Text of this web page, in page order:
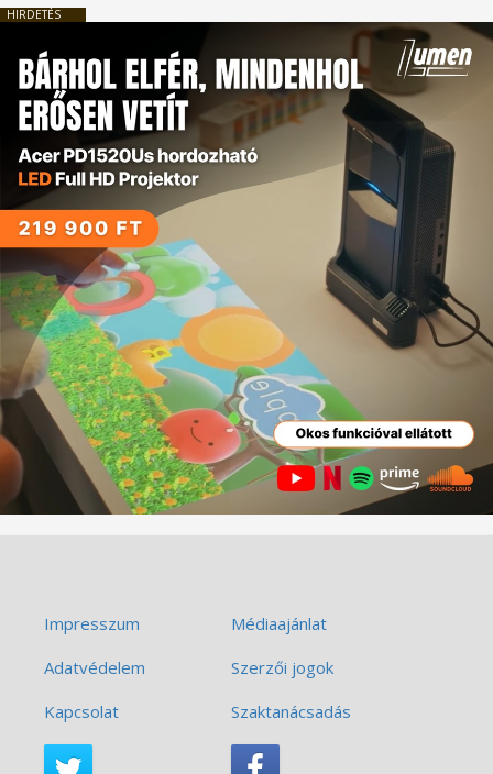
HIRDETÉS
Impresszum
Médiaajánlat
Adatvédelem
Szerzői jogok
Kapcsolat
Szaktanácsadás